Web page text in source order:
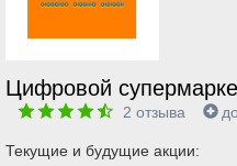
Цифровой
2 отзыва
Текущие и будущие акции: